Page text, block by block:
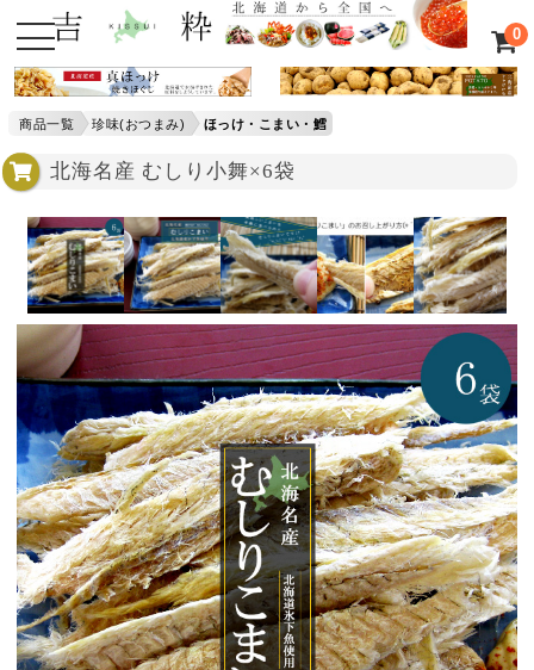
0
商品一覧 珍味(おつまみ) ほっけ・こまい・鱈
北海名産 むしり小舞×6袋